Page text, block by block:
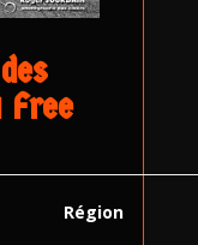
Free
Région